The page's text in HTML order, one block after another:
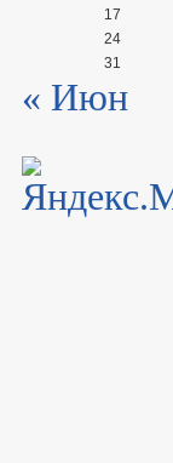
17
24
31
« Июн